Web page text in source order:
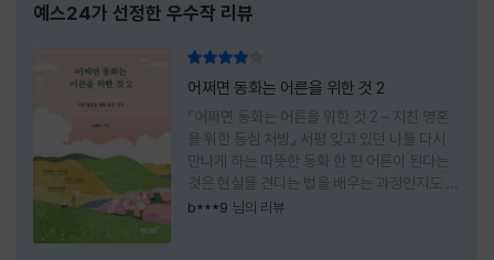
예스24가 선정한 우수작 리뷰
어쩌면 동화는 어른을 위한 것 2
『어쩌면 동화는 어른을 위한 것 2 – 지친 영혼
을 위한 동심 처방』 서평 잊고 있던 나를 다시
만나게 하는 따뜻한 동화 한 편 어른이 된다는
것은 현실을 견디는 법을 배우는 과정인지도 모
른다. 해야 할 일은 늘어나고, 책임은 무거워지
b***9 님의 리뷰